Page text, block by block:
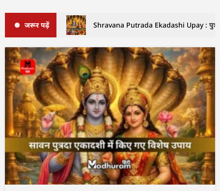
जरूर पढ़ें Shravana Putrada Ekadashi Upay :